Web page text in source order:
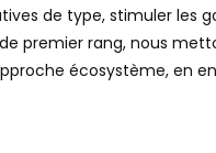
de type, stimuler les
premier rang, nous
écosystème, en